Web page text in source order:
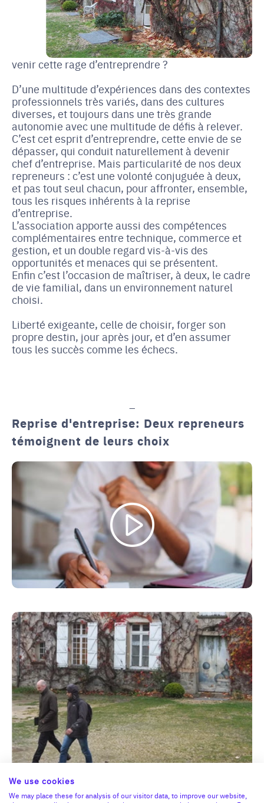
venir cette rage d’entreprendre ?
D’une multitude d’expériences dans des contextes
professionnels très variés, dans des cultures
diverses, et toujours dans une très grande
autonomie avec une multitude de défis à relever.
C’est cet esprit d’entreprendre, cette envie de se
dépasser, qui conduit naturellement à devenir
chef d’entreprise. Mais particularité de nos deux
repreneurs : c’est une volonté conjuguée à deux,
et pas tout seul chacun, pour affronter, ensemble,
tous les risques inhérents à la reprise
d’entreprise.
L’association apporte aussi des compétences
complémentaires entre technique, commerce et
gestion, et un double regard vis-à-vis des
opportunités et menaces qui se présentent.
Enfin c’est l’occasion de maîtriser, à deux, le cadre
de vie familial, dans un environnement naturel
choisi.
Liberté exigeante, celle de choisir, forger son
propre destin, jour après jour, et d’en assumer
tous les succès comme les échecs.
Reprise d'entreprise: Deux repreneurs
témoignent de leurs choix
We use cookies
We may place these for analysis of our visitor data, to improve our website,